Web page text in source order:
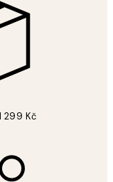
299 Kč